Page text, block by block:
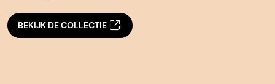
BEKIJK DE COLLECTIE